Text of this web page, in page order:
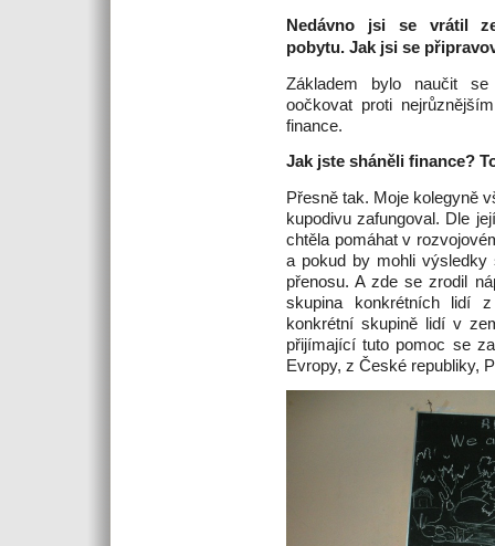
Nedávno jsi se vrátil
pobytu. Jak jsi se
Základem bylo naučit
oočkovat proti
finance.
Jak jste sháněli finance?
Přesně tak. Moje kolegyně
kupodivu zafungoval. Dle
chtěla pomáhat v
a pokud by mohli
přenosu. A zde se zrodil
skupina konkrétních lidí
konkrétní skupině lidí v
přijímající tuto pomoc se
Evropy, z České republiky,